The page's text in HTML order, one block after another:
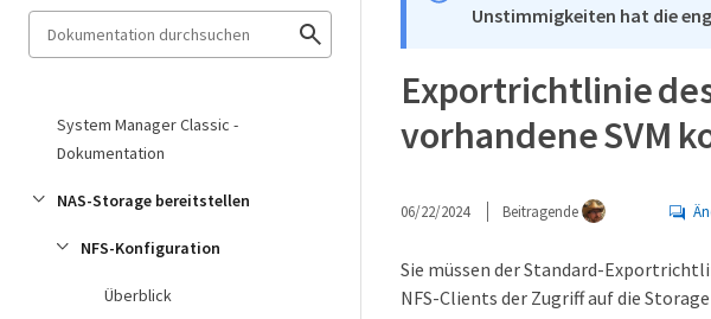
System Manager Classic -
Dokumentation
NAS-Storage bereitstellen
NFS-Konfiguration
Überblick
Unstimmigkeiten hat die
Exportrichtlinie
vorhandene SVM
06/22/2024 Beitragende
Sie müssen der Standard-
NFS-Clients der Zugriff auf die